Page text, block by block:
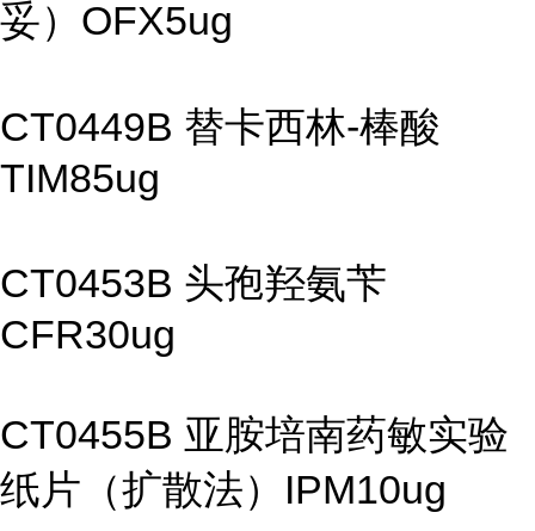
妥）OFX5ug
CT0449B 替卡西林-棒酸
TIM85ug
CT0453B 头孢羟氨苄
CFR30ug
CT0455B 亚胺培南药敏实验
纸片（扩散法）IPM10ug